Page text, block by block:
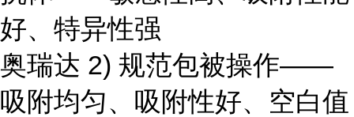
好、特异性强
奥瑞达 2) 规范包被操作——
吸附均匀、吸附性好、空白值